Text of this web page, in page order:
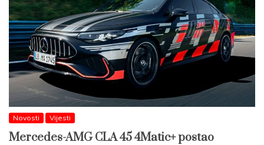
Novosti Vijesti
Mercedes-AMG CLA 45 4Matic+ postao